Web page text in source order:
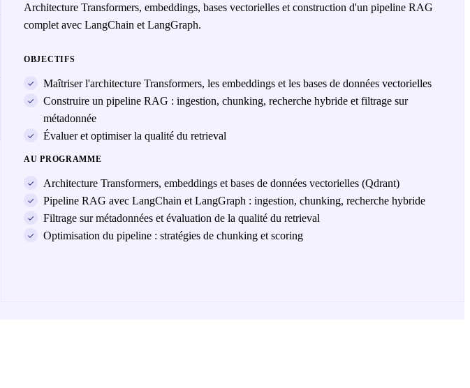
Architecture Transformers, embeddings, bases vectorielles et construction d'un pipeline RAG
complet avec LangChain et LangGraph.
OBJECTIFS
Maîtriser l'architecture Transformers, les embeddings et les bases de données vectorielles
Construire un pipeline RAG : ingestion, chunking, recherche hybride et filtrage sur
métadonnée
Évaluer et optimiser la qualité du retrieval
AU PROGRAMME
Architecture Transformers, embeddings et bases de données vectorielles (Qdrant)
Pipeline RAG avec LangChain et LangGraph : ingestion, chunking, recherche hybride
Filtrage sur métadonnées et évaluation de la qualité du retrieval
Optimisation du pipeline : stratégies de chunking et scoring